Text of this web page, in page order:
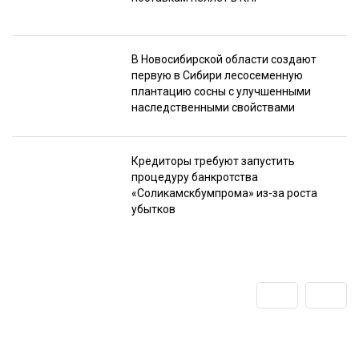
В Новосибирской области создают
первую в Сибири лесосеменную
плантацию сосны с улучшенными
наследственными свойствами
Кредиторы требуют запустить
процедуру банкротства
«Соликамскбумпрома» из-за роста
убытков